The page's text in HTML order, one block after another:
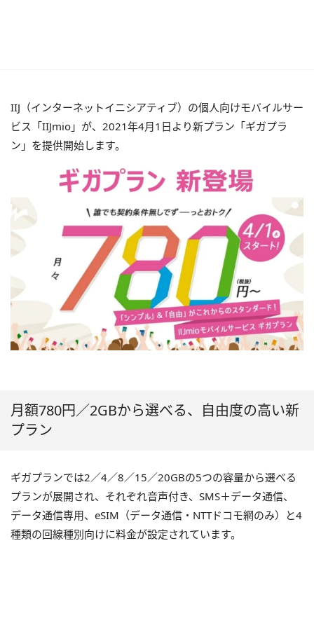
IIJ（インターネットイニシアティブ）の個人向けモバイルサー
ビス「IIJmio」が、2021年4月1日より新プラン「ギガプラ
ン」を提供開始します。
月額780円／2GBから選べる、自由度の高い新
プラン
ギガプランでは2／4／8／15／20GBの5つの容量から選べる
プランが展開され、それぞれ音声付き、SMS＋データ通信、
データ通信専用、eSIM（データ通信・NTTドコモ網のみ）と4
種類の回線種別向けに料金が設定されています。